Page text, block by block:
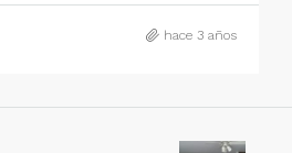
hace 3 años